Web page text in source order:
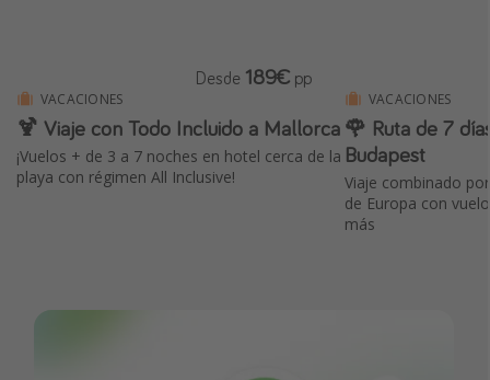
VACACIONES
🍹 Viaje con Todo Incluido a Mallorca
¡Vuelos + de 3 a 7 noches en hotel cerca de la
playa con régimen All Inclusive!
Desde 189€ pp
VACACIONES
🌹 Ruta de 7
Budapest
Viaje combinado
de Europa con
más